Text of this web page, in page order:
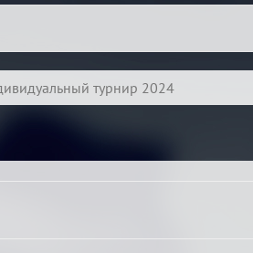
турнир 2024